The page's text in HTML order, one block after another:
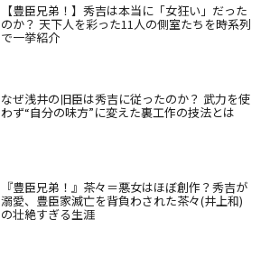
【豊臣兄弟！】秀吉は本当に「女狂い」だった
のか？ 天下人を彩った11人の側室たちを時系列
で一挙紹介
なぜ浅井の旧臣は秀吉に従ったのか？ 武力を使
わず“自分の味方”に変えた裏工作の技法とは
『豊臣兄弟！』茶々＝悪女はほぼ創作？秀吉が
溺愛、豊臣家滅亡を背負わされた茶々(井上和)
の壮絶すぎる生涯